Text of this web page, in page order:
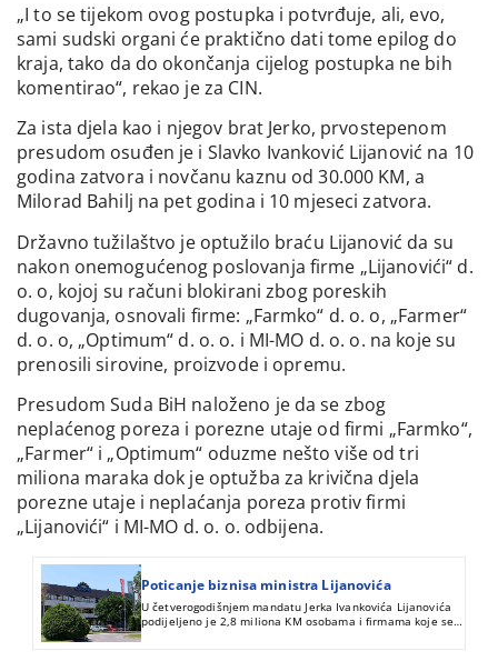
„I to se tijekom ovog postupka i potvrđuje, ali, evo,
sami sudski organi će praktično dati tome epilog do
kraja, tako da do okončanja cijelog postupka ne bih
komentirao“, rekao je za CIN.
Za ista djela kao i njegov brat Jerko, prvostepenom
presudom osuđen je i Slavko Ivanković Lijanović na 10
godina zatvora i novčanu kaznu od 30.000 KM, a
Milorad Bahilj na pet godina i 10 mjeseci zatvora.
Državno tužilaštvo je optužilo braću Lijanović da su
nakon onemogućenog poslovanja firme „Lijanovići“ d.
o. o, kojoj su računi blokirani zbog poreskih
dugovanja, osnovali firme: „Farmko“ d. o. o, „Farmer“
d. o. o, „Optimum“ d. o. o. i MI-MO d. o. o. na koje su
prenosili sirovine, proizvode i opremu.
Presudom Suda BiH naloženo je da se zbog
neplaćenog poreza i porezne utaje od firmi „Farmko“,
„Farmer“ i „Optimum“ oduzme nešto više od tri
miliona maraka dok je optužba za krivična djela
porezne utaje i neplaćanja poreza protiv firmi
„Lijanovići“ i MI-MO d. o. o. odbijena.
Poticanje biznisa ministra Lijanovića
U četverogodišnjem mandatu Jerka Ivankovića Lijanovića
podijeljeno je 2,8 miliona KM osobama i firmama koje se
dovode u vezu sa poslovanjem porodice ovog ministra.